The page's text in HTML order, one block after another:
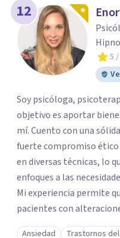
12
5 /
Soy psicóloga,
objetivo es aportar
mí. Cuento con una
fuerte compromiso
en diversas técnicas, lo
enfoques a las
Mi experiencia permite
pacientes con
regresen al equilibrio
Ansiedad Trastornos